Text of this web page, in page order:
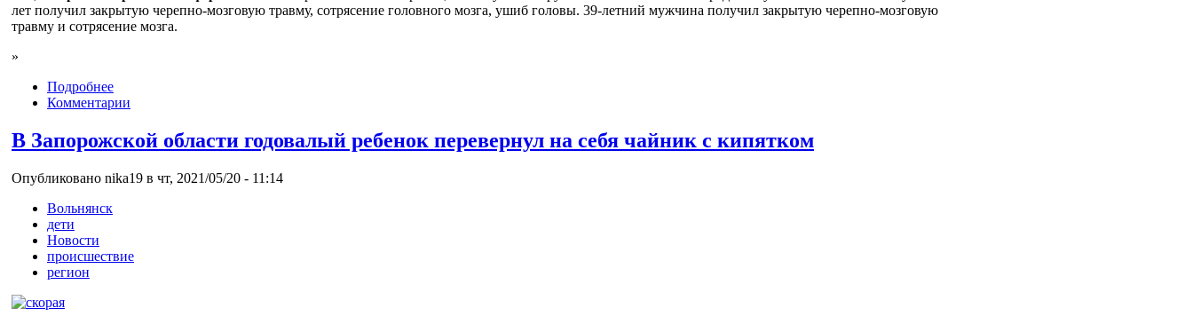
лет получил закрытую черепно-мозговую травму, сотрясение головного мозга, ушиб головы. 39-летний мужчина получил закрытую черепно-мозговую
травму и сотрясение мозга.
»
Подробнее
Комментарии
В Запорожской области годовалый ребенок перевернул на себя чайник с кипятком
Опубликовано nika19 в чт, 2021/05/20 - 11:14
Вольнянск
дети
Новости
происшествие
регион